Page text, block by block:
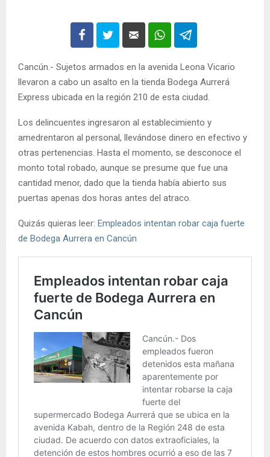
Cancún.- Sujetos armados en la avenida Leona Vicario
llevaron a cabo un asalto en la tienda Bodega Aurrerá
Express ubicada en la región 210 de esta ciudad.
Los delincuentes ingresaron al establecimiento y
amedrentaron al personal, llevándose dinero en efectivo y
otras pertenencias. Hasta el momento, se desconoce el
monto total robado, aunque se presume que fue una
cantidad menor, dado que la tienda había abierto sus
puertas apenas dos horas antes del atraco.
Quizás quieras leer: Empleados intentan robar caja fuerte
de Bodega Aurrera en Cancún